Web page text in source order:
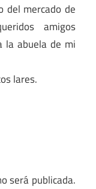
del mercado de
amigos
la abuela de mi
lares.
será publicada.